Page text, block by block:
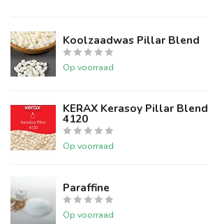
Koolzaadwas Pillar Blend
Op voorraad
KERAX Kerasoy Pillar Blend
4120
Op voorraad
Paraffine
Op voorraad